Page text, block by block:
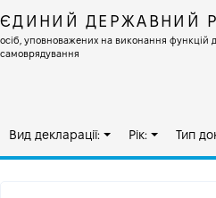
ЄДИНИЙ ДЕРЖАВНИЙ
осіб, уповноважених на виконання функцій
самоврядування
Вид декларації: Рік: Тип